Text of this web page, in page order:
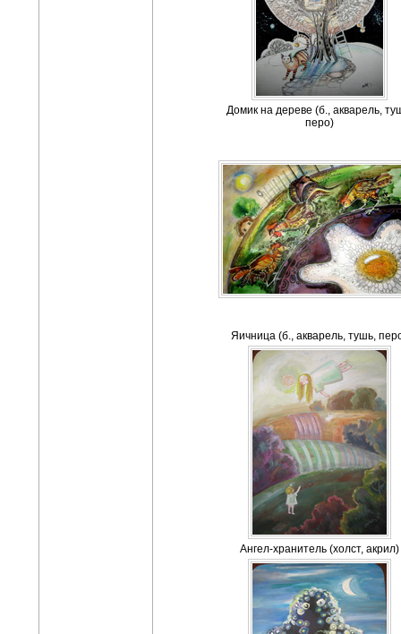
Домик на дереве (б., акварель,
перо)
Яичница (б., акварель, тушь,
Ангел-хранитель (холст, акрил)